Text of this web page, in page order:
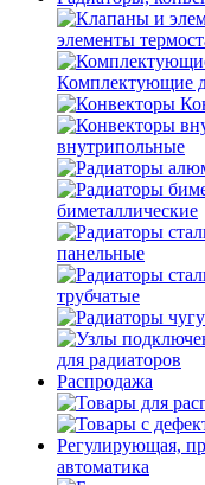
элементы
Комплектующие
внутрипольные
биметаллические
панельные
трубчатые
для радиаторов
Распродажа
Регулирующая,
автоматика